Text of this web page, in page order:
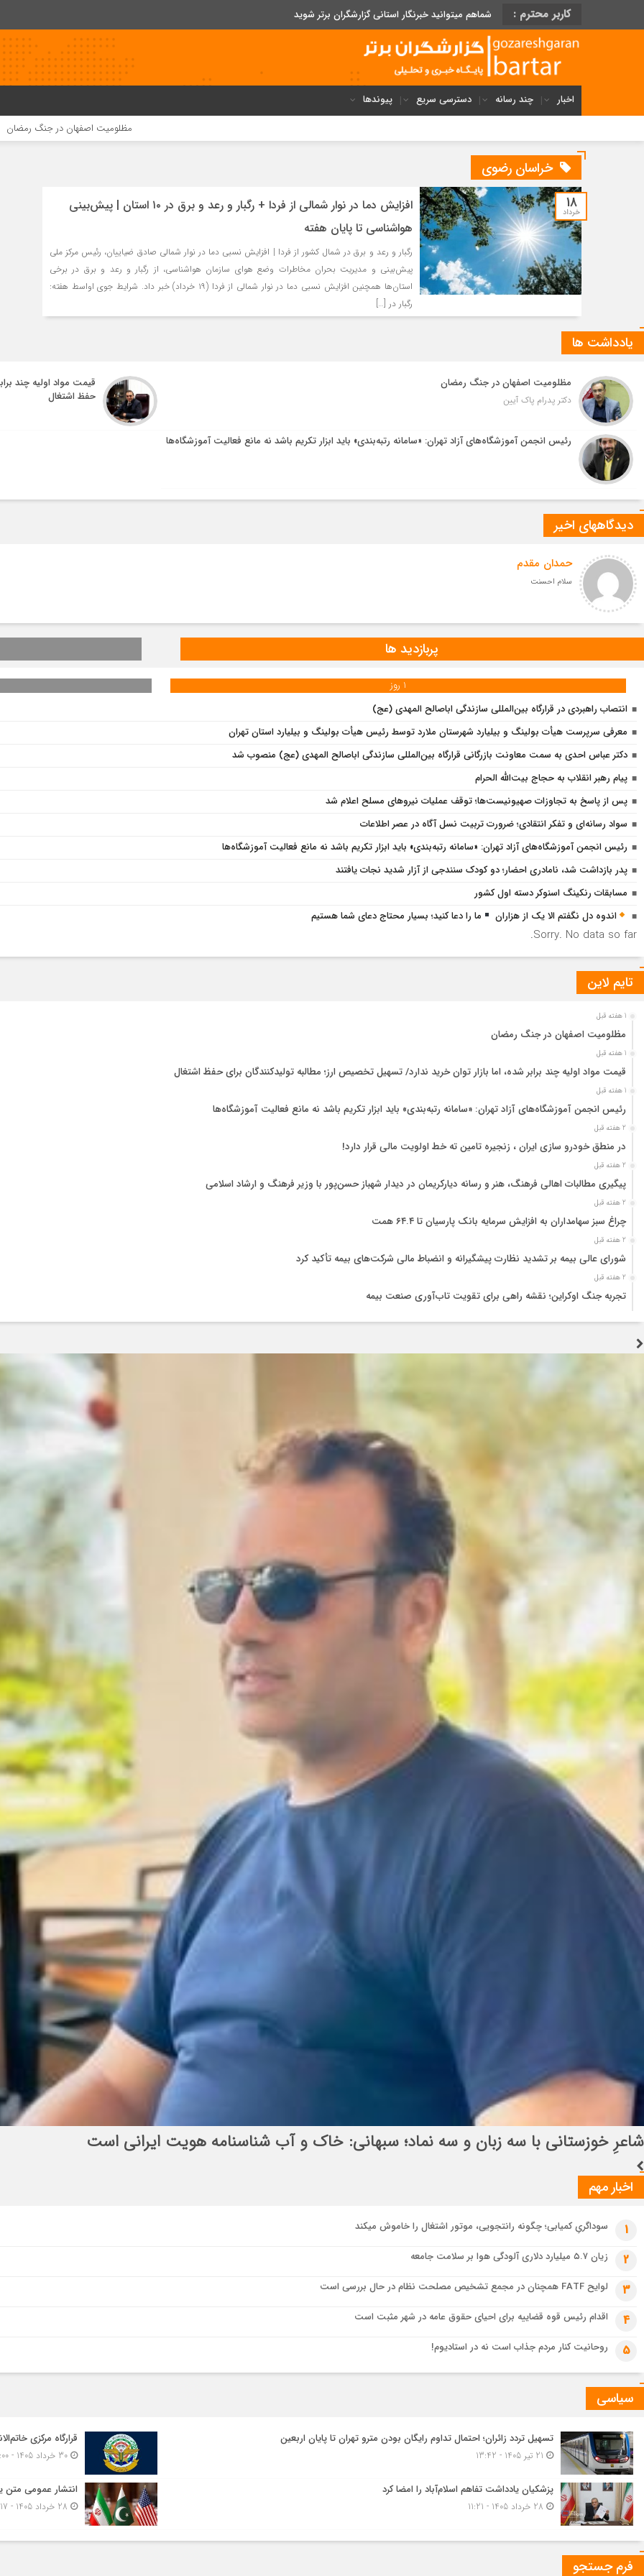
کاربر محترم : شماهم میتوانید خبرنگار استانی گزارشگران برتر شوید
اخبار چند رسانه دسترسی سریع پیوندها
قیمت مواد اولیه چند
خراسان رضوی
18
خرداد
افزایش دما در نوار شمالی از فردا + رگبار و رعد و برق در ۱۰ استان | پیش‌بینی
هواشناسی تا پایان هفته
رگبار و رعد و برق در شمال کشور از فردا | افزایش نسبی دما در نوار شمالی صادق ضیاییان، رئیس مرکز ملی
پیش‌بینی و مدیریت بحران مخاطرات وضع هوای سازمان هواشناسی، از رگبار و رعد و برق در برخی
استان‌ها همچنین افزایش نسبی دما در نوار شمالی از فردا (۱۹ خرداد) خبر داد. شرایط جوی اواسط هفته:
رگبار در […]
یادداشت ها
مظلومیت اصفهان در جنگ رمضان
دکتر پدرام پاک آیین
قیمت مواد اولیه چند
حفظ اشتغال
رئیس انجمن آموزشگاه‌های آزاد تهران: «سامانه رتبه‌بندی» باید ابزار تکریم باشد نه مانع فعالیت آموزشگاه‌ها
دیدگاههای اخیر
حمدان مقدم
سلام احسنت
پربازدید ها
1 روز
انتصاب راهبردی در قرارگاه بین‌المللی سازندگی اباصالح المهدی (عج)
معرفی سرپرست هیأت بولینگ و بیلیارد شهرستان ملارد توسط رئیس هیأت بولینگ و بیلیارد استان تهران
دکتر عباس احدی به سمت معاونت بازرگانی قرارگاه بین‌المللی سازندگی اباصالح المهدی (عج) منصوب شد
پیام رهبر انقلاب به حجاج بیت‌الله الحرام
پس از پاسخ به تجاوزات صهیونیست‌ها؛ توقف عملیات نیروهای مسلح اعلام شد
سواد رسانه‌ای و تفکر انتقادی؛ ضرورت تربیت نسل آگاه در عصر اطلاعات
رئیس انجمن آموزشگاه‌های آزاد تهران: «سامانه رتبه‌بندی» باید ابزار تکریم باشد نه مانع فعالیت آموزشگاه‌ها
پدر بازداشت شد، نامادری احضار؛ دو کودک سنندجی از آزار شدید نجات یافتند
مسابقات رنکینگ اسنوکر دسته اول کشور
اندوه دل نگفتم الا یک از هزاران
ما را دعا کنید؛ بسیار محتاج دعای شما هستیم
Sorry. No data so far.
تایم لاین
1 هفته قبل
مظلومیت اصفهان در جنگ رمضان
1 هفته قبل
قیمت مواد اولیه چند برابر شده، اما بازار توان خرید ندارد/ تسهیل تخصیص ارز؛ مطالبه تولیدکنندگان برای حفظ اشتغال
1 هفته قبل
رئیس انجمن آموزشگاه‌های آزاد تهران: «سامانه رتبه‌بندی» باید ابزار تکریم باشد نه مانع فعالیت آموزشگاه‌ها
2 هفته قبل
در منطق خودرو سازی ایران ، زنجیره تامین ته خط اولویت مالی قرار دارد!
2 هفته قبل
پیگیری مطالبات اهالی فرهنگ، هنر و رسانه دیارکریمان در دیدار شهباز حسن‌پور با وزیر فرهنگ و ارشاد اسلامی
2 هفته قبل
چراغ سبز سهامداران به افزایش سرمایه بانک پارسیان تا ۶۴.۴ همت
2 هفته قبل
شورای عالی بیمه بر تشدید نظارت پیشگیرانه و انضباط مالی شرکت‌های بیمه تأکید کرد
2 هفته قبل
تجربه جنگ اوکراین؛ نقشه راهی برای تقویت تاب‌آوری صنعت بیمه
2 هفته قبل
سوداگریِ کمیابی؛ چگونه رانتجویی، موتور اشتغال را خاموش میکند
سرمایه‌گذاری، نقدینگی، فناوری و نیروی انسانی؛ چهار بحران همزمان صنعت خودرو
3 هفته قبل
تسهیل تردد زائران؛ احتمال تداوم رایگان بودن مترو تهران تا پایان اربعین
شاعرِ خوزستانی با سه زبان و سه نماد؛ سبهانی: خاک و آب شناسنامه هویت ایرانی است
انتصاب راهبردی در قرارگاه بین‌المللی سازندگی اباصالح المهدی (عج)
اخبار مهم
1 سوداگریِ کمیابی؛ چگونه رانتجویی، موتور اشتغال را خاموش میکند
2 زیان ۵.۷ میلیارد دلاری آلودگی هوا بر سلامت جامعه
3 لوایح FATF همچنان در مجمع تشخیص مصلحت نظام در حال بررسی است
4 اقدام رئیس قوه قضاییه برای احیای حقوق عامه در شهر مثبت است
5 روحانیت کنار مردم جذاب است نه در استادیوم!
سیاسی
تسهیل تردد زائران؛ احتمال تداوم رایگان بودن مترو تهران تا پایان اربعین
21 تیر 1405 - 13:42
قرارگاه مرکزی
30 خرداد 1405 - 17:00
پزشکیان یادداشت تفاهم اسلام‌آباد را امضا کرد
28 خرداد 1405 - 11:21
انتشار عمومی متن
28 خرداد 1405 - 11:17
فرم جستجو